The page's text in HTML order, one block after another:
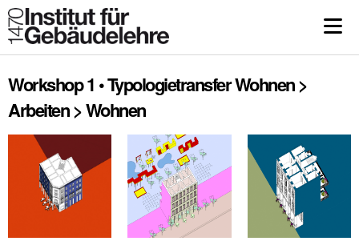
Workshop 1 • Typologietransfer Wohnen >
Arbeiten > Wohnen